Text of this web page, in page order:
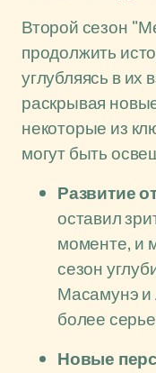
Второй сезон
продолжить
углубляясь в
раскрывая
некоторые из
могут быть
Развитие
оставил
моменте, и
сезон
Масамунэ и
более
Новые